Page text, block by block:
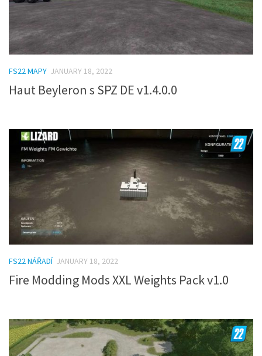
FS22 MAPY JANUARY 18, 2022
Haut Beyleron s SPZ DE v1.4.0.0
FS22 NÁŘADÍ JANUARY 18, 2022
Fire Modding Mods XXL Weights Pack v1.0